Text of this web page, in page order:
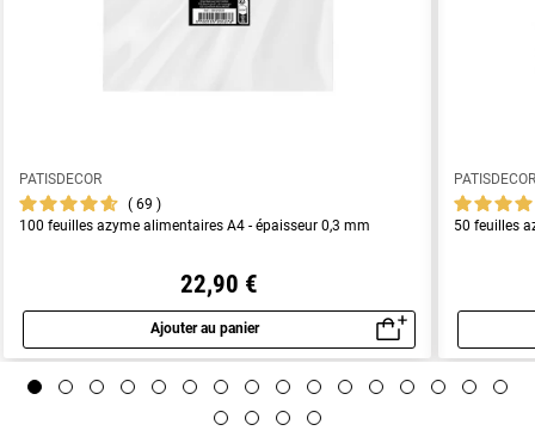
PATISDECOR
69
100 feuilles azyme alimentaires A4 - épaisseur 0,3 mm
22,90 €
Ajouter au panier
Aperçu rapide
50 feuilles